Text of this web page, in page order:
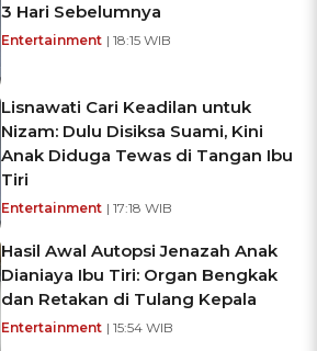
3 Hari Sebelumnya
Entertainment | 18:15 WIB
Lisnawati Cari Keadilan untuk
Nizam: Dulu Disiksa Suami, Kini
Anak Diduga Tewas di Tangan Ibu
Tiri
Entertainment | 17:18 WIB
Hasil Awal Autopsi Jenazah Anak
Dianiaya Ibu Tiri: Organ Bengkak
dan Retakan di Tulang Kepala
Entertainment | 15:54 WIB